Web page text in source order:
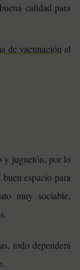
calidad para
de vacunación al
y juguetón, por lo
espacio para
muy sociable,
todo dependerá